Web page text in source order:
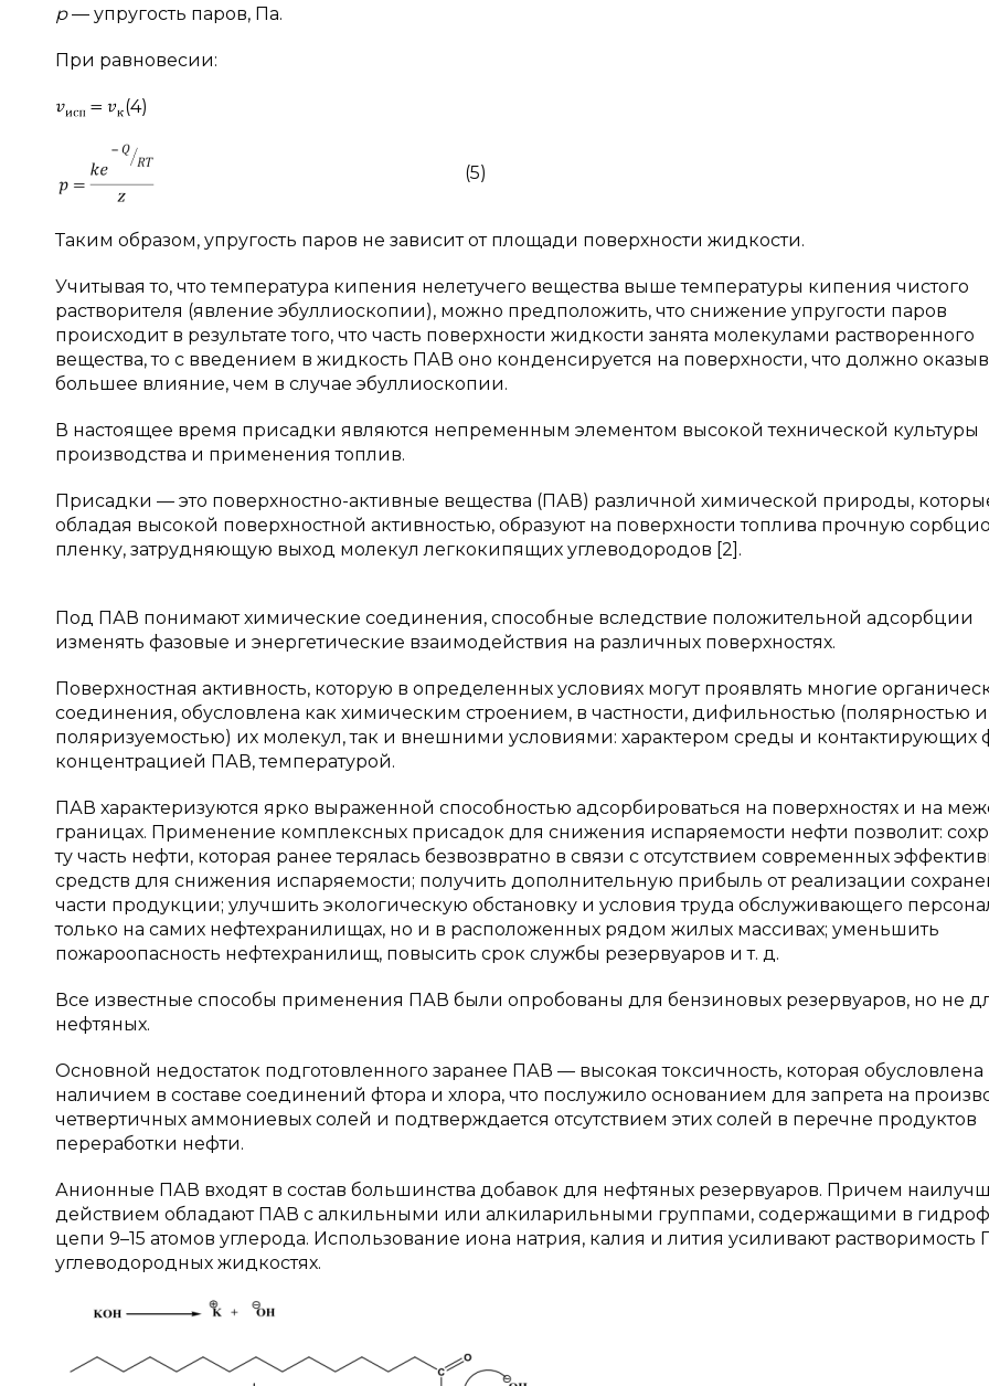
р— упругость паров, Па.
При равновесии:
(4)
(5)
Таким образом, упругость паров не зависит от площади поверхности жидкости.
Учитывая то, что температура кипения нелетучего вещества выше температуры кипения чистого
растворителя (явление эбуллиоскопии), можно предположить, что снижение упругости паров
происходит в результате того, что часть поверхности жидкости занята молекулами растворенного
вещества, то с введением в жидкость ПАВ оно конденсируется на поверхности, что должно
большее влияние, чем в случае эбуллиоскопии.
В настоящее время присадки являются непременным элементом высокой технической культуры
производства и применения топлив.
Присадки — это поверхностно-активные вещества (ПАВ) различной химической природы,
обладая высокой поверхностной активностью, образуют на поверхности топлива прочную
пленку, затрудняющую выход молекул легкокипящих углеводородов [2].
Под ПАВ понимают химические соединения, способные вследствие положительной адсорбции
изменять фазовые и энергетические взаимодействия на различных поверхностях.
Поверхностная активность, которую в определенных условиях могут проявлять многие
соединения, обусловлена как химическим строением, в частности, дифильностью (полярностью и
поляризуемостью) их молекул, так и внешними условиями: характером среды и контактирующих
концентрацией ПАВ, температурой.
ПАВ характеризуются ярко выраженной способностью адсорбироваться на поверхностях и на
границах. Применение комплексных присадок для снижения испаряемости нефти позволит:
ту часть нефти, которая ранее терялась безвозвратно в связи с отсутствием современных
средств для снижения испаряемости; получить дополнительную прибыль от реализации
части продукции; улучшить экологическую обстановку и условия труда обслуживающего
только на самих нефтехранилищах, но и в расположенных рядом жилых массивах; уменьшить
пожароопасность нефтехранилищ, повысить срок службы резервуаров и т. д.
Все известные способы применения ПАВ были опробованы для бензиновых резервуаров, но не
нефтяных.
Основной недостаток подготовленного заранее ПАВ — высокая токсичность, которая обусловлена
наличием в составе соединений фтора и хлора, что послужило основанием для запрета на
четвертичных аммониевых солей и подтверждается отсутствием этих солей в перечне продуктов
переработки нефти.
Анионные ПАВ входят в состав большинства добавок для нефтяных резервуаров. Причем
действием обладают ПАВ с алкильными или алкиларильными группами, содержащими в
цепи 9–15 атомов углерода. Использование иона натрия, калия и лития усиливают растворимость
углеводородных жидкостях.